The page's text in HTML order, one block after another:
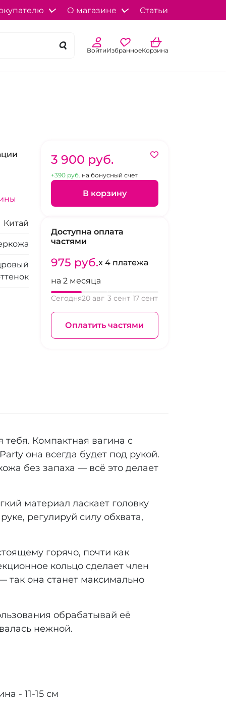
О магазине Статьи
ВойтиИзбранноеКорзина
Китай
3 900 pуб.
+390 pуб. на бонусный счет
В корзину
Доступна оплата
частями
975 pуб.x 4 платежа
на 2 месяца
Сегодня20 авг 3 сент 17 сент
Оплатить частями
Компактная вагина с
она всегда будет под рукой.
без запаха — всё это делает
материал ласкает головку
регулируй силу обхвата,
горячо, почти как
кольцо сделает член
так она станет максимально
обрабатывай её
нежной.
- 11-15 см